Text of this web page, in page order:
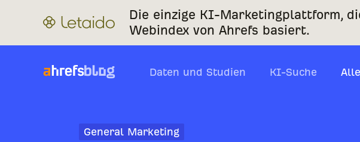
Die einzige KI-Marketingplattform,
Webindex von Ahrefs basiert.
Daten und Studien KI-Suche
General Marketing